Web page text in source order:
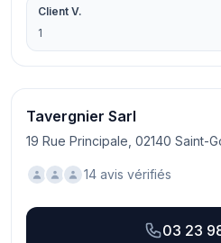
Client V.
1
Tavergnier Sarl
19 Rue Principale, 02140 Saint-
14 avis vérifiés
03 23